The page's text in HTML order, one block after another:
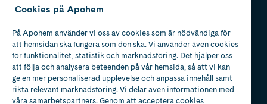
Ladda ner vår app
Apotek med tillstånd
av Läkemedelsverket
Cookies på Apohem
På Apohem använder vi oss av cookies som är nödvändiga för
att hemsidan ska fungera som den ska. Vi använder även cookies
för funktionalitet, statistik och marknadsföring. Det hjälper oss
att följa och analysera beteenden på vår hemsida, så att vi kan
ge en mer personaliserad upplevelse och anpassa innehåll samt
rikta relevant marknadsföring. Vi delar även informationen med
våra samarbetspartners. Genom att acceptera cookies